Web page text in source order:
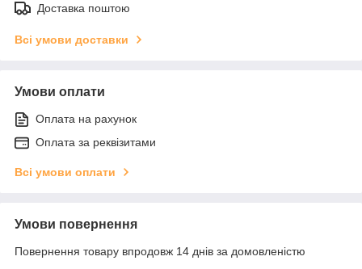
Доставка поштою
Всі умови доставки
Умови оплати
Оплата на рахунок
Оплата за реквізитами
Всі умови оплати
Умови повернення
Повернення товару впродовж 14 днів за домовленістю